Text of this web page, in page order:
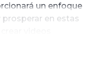
un enfoque
en estas
aprenderás de forma